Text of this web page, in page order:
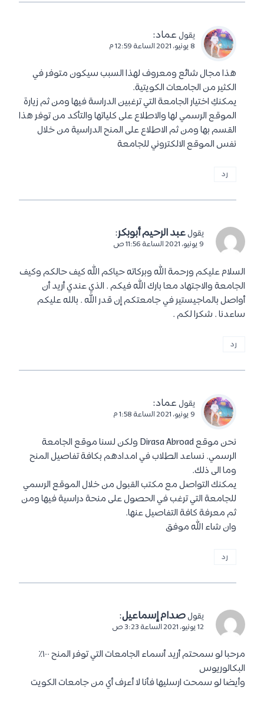
يقول عماد:
8 يونيو، 2021 الساعة 12:59 م
هذا مجال شائع ومعروف لهذا السبب سيكون متوفر في
الكثير من الجامعات الكويتية.
يمكنكِ اختيار الجامعة التي ترغبين الدراسة فيها ومن ثم زيارة
الموقع الرسمي لها والاطلاع على كلياتها والتأكد من توفر هذا
القسم بها ومن ثم الاطلاع على المنح الدراسية من خلال
نفس الموقع الالكتروني للجامعة
رد
يقول عبد الرحيم أبوبكر:
9 يونيو، 2021 الساعة 11:56 ص
السلام عليكم ورحمة الله وبركاته حياكم الله كيف حالكم وكيف
الجامعة والاجتهاد معا بارك الله فيكم . الذي عندي أريد أن
أواصل بالماجيستير في جامعتكم إن قدر الله . بالله عليكم
ساعدنا . شكرا لكم .
رد
يقول عماد:
9 يونيو، 2021 الساعة 1:58 م
نحن موقع Dirasa Abroad ولكن لسنا موقع الجامعة
الرسمي. نساعد الطلاب في امدادهم بكافة تفاصيل المنح
وما الى ذلك.
يمكنك التواصل مع مكتب القبول من خلال الموقع الرسمي
للجامعة التي ترغب في الحصول على منحة دراسية فيها ومن
ثم معرفة كافة التفاصيل عنها.
وان شاء الله موفق
رد
يقول صدام إسماعيل:
12 يونيو، 2021 الساعة 3:23 ص
مرحبا لو سمحتم أريد أسماء الجامعات التي توفر المنح ١٠٠٪
البكالوريوس
وأيضا لو سمحت ارسليها فأنا لا أعرف أي من جامعات الكويت